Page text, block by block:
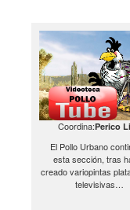
Coordina:Perico
El Pollo Urbano
esta sección, tras
creado variopintas
televisivas…